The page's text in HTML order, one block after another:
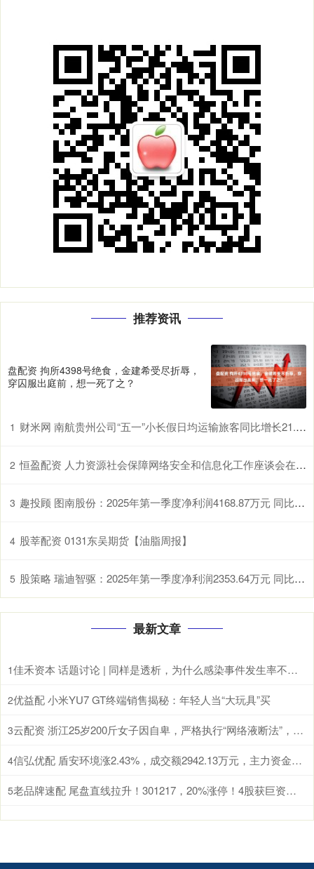
推荐资讯
盘配资 拘所4398号绝食，金建希受尽折辱，
穿囚服出庭前，想一死了之？
1 财米网 南航贵州公司“五一”小长假日均运输旅客同比增长21.7%
2 恒盈配资 人力资源社会保障网络安全和信息化工作座谈会在长沙召开
3 趣投顾 图南股份：2025年第一季度净利润4168.87万元 同比暴跌54.09%
4 股莘配资 0131东吴期货【油脂周报】
5 股策略 瑞迪智驱：2025年第一季度净利润2353.64万元 同比下降4.68%
最新文章
1 佳禾资本 话题讨论 | 同样是透析，为什么感染事件发生率不能简单“排排坐”？
2优益配 小米YU7 GT终端销售揭秘：年轻人当“大玩具”买
3 云配资 浙江25岁200斤女子因自卑，严格执行“网络液断法”，一周瘦了15斤却“差点没命”；医生：这类人要远离网红减肥法
4 信弘优配 盾安环境涨2.43%，成交额2942.13万元，主力资金净流出260.27万元
5 老品牌速配 尾盘直线拉升！301217，20%涨停！4股获巨资抢筹